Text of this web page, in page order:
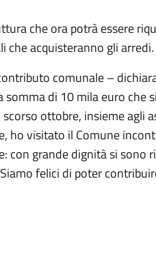
che ora potrà essere
acquisteranno gli arredi.
comunale –
di 10 mila euro che
ottobre, insieme agli
ho visitato il Comune
con grande dignità si sono
felici di poter